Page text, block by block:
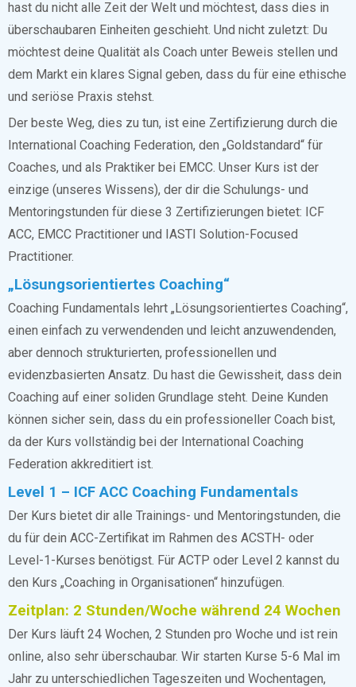
hast du nicht alle Zeit der Welt und möchtest, dass dies in
überschaubaren Einheiten geschieht. Und nicht zuletzt: Du
möchtest deine Qualität als Coach unter Beweis stellen und
dem Markt ein klares Signal geben, dass du für eine ethische
und seriöse Praxis stehst.
Der beste Weg, dies zu tun, ist eine Zertifizierung durch die
International Coaching Federation, den „Goldstandard“ für
Coaches, und als Praktiker bei EMCC. Unser Kurs ist der
einzige (unseres Wissens), der dir die Schulungs- und
Mentoringstunden für diese 3 Zertifizierungen bietet: ICF
ACC, EMCC Practitioner und IASTI Solution-Focused
Practitioner.
„Lösungsorientiertes Coaching“
Coaching Fundamentals lehrt „Lösungsorientiertes Coaching“,
einen einfach zu verwendenden und leicht anzuwendenden,
aber dennoch strukturierten, professionellen und
evidenzbasierten Ansatz. Du hast die Gewissheit, dass dein
Coaching auf einer soliden Grundlage steht. Deine Kunden
können sicher sein, dass du ein professioneller Coach bist,
da der Kurs vollständig bei der International Coaching
Federation akkreditiert ist.
Level 1 – ICF ACC Coaching Fundamentals
Der Kurs bietet dir alle Trainings- und Mentoringstunden, die
du für dein ACC-Zertifikat im Rahmen des ACSTH- oder
Level-1-Kurses benötigst. Für ACTP oder Level 2 kannst du
den Kurs „Coaching in Organisationen“ hinzufügen.
Zeitplan: 2 Stunden/Woche während 24 Wochen
Der Kurs läuft 24 Wochen, 2 Stunden pro Woche und ist rein
online, also sehr überschaubar. Wir starten Kurse 5-6 Mal im
Jahr zu unterschiedlichen Tageszeiten und Wochentagen,